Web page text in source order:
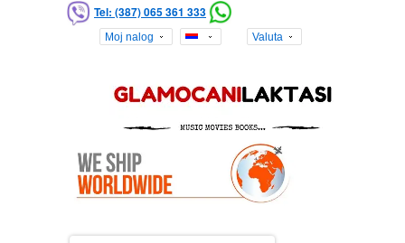
Tel: (387) 065 361 333
Moj nalog Valuta